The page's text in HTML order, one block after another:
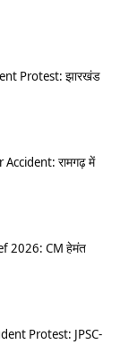
Protest: झारखंड
रामगढ़ में
2026: CM हेमंत
Protest: JPSC-